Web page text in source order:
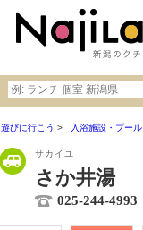
遊びに行こう 入浴施設・プール
サカイユ
さか井湯
025-244-4993